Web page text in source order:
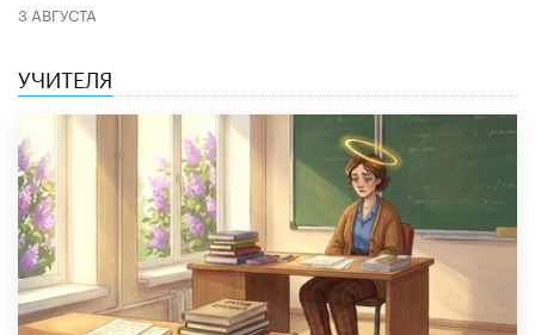
3 АВГУСТА
УЧИТЕЛЯ